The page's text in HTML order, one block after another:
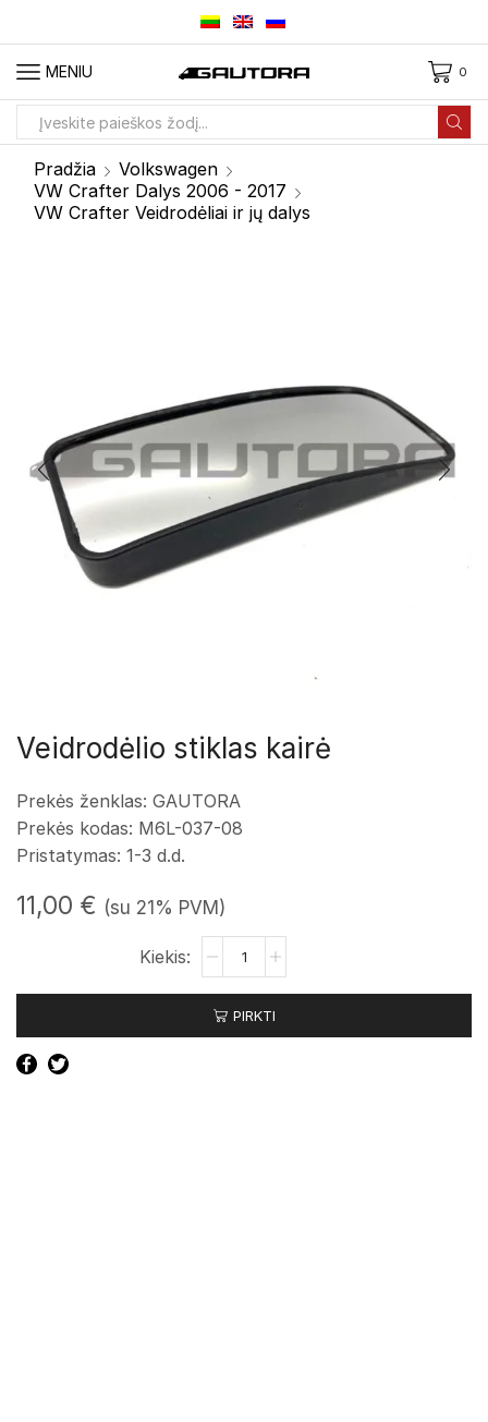
MENIU 0
Pradžia
Volkswagen
VW Crafter Dalys 2006 - 2017
VW Crafter Veidrodėliai ir jų dalys
Veidrodėlio stiklas kairė
Prekės ženklas: GAUTORA
Prekės kodas: M6L-037-08
Pristatymas: 1-3 d.d.
11,00 € (su 21% PVM)
produkto
kiekis:
Veidrodėlio
stiklas
kairė
PIRKTI